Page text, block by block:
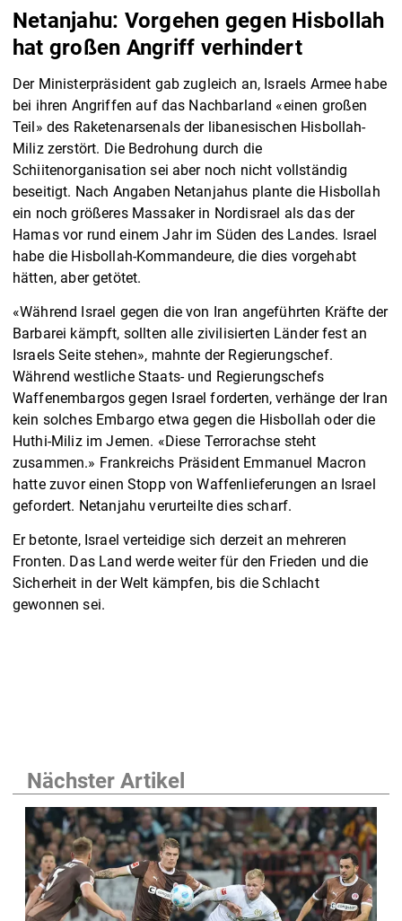
Netanjahu: Vorgehen gegen Hisbollah
hat großen Angriff verhindert
Der Ministerpräsident gab zugleich an, Israels Armee habe
bei ihren Angriffen auf das Nachbarland «einen großen
Teil» des Raketenarsenals der libanesischen Hisbollah-
Miliz zerstört. Die Bedrohung durch die
Schiitenorganisation sei aber noch nicht vollständig
beseitigt. Nach Angaben Netanjahus plante die Hisbollah
ein noch größeres Massaker in Nordisrael als das der
Hamas vor rund einem Jahr im Süden des Landes. Israel
habe die Hisbollah-Kommandeure, die dies vorgehabt
hätten, aber getötet.
«Während Israel gegen die von Iran angeführten Kräfte der
Barbarei kämpft, sollten alle zivilisierten Länder fest an
Israels Seite stehen», mahnte der Regierungschef.
Während westliche Staats- und Regierungschefs
Waffenembargos gegen Israel forderten, verhänge der Iran
kein solches Embargo etwa gegen die Hisbollah oder die
Huthi-Miliz im Jemen. «Diese Terrorachse steht
zusammen.» Frankreichs Präsident Emmanuel Macron
hatte zuvor einen Stopp von Waffenlieferungen an Israel
gefordert. Netanjahu verurteilte dies scharf.
Er betonte, Israel verteidige sich derzeit an mehreren
Fronten. Das Land werde weiter für den Frieden und die
Sicherheit in der Welt kämpfen, bis die Schlacht
gewonnen sei.
Nächster Artikel